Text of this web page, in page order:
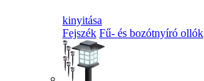
kinyitása
Fejszék Fű- és bozótnyíró ollók